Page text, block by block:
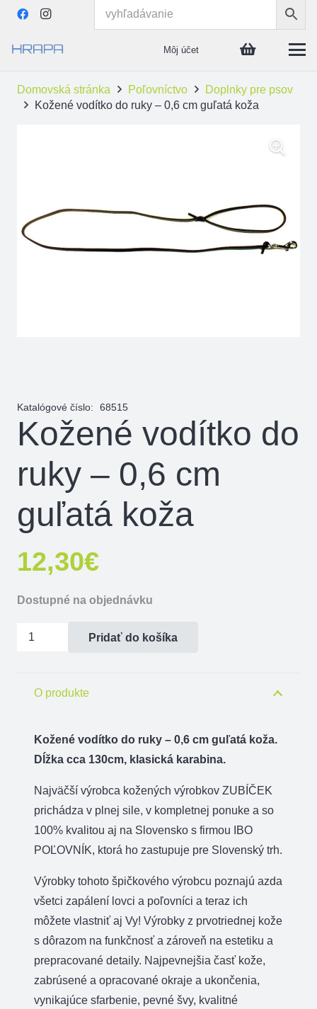
Môj účet
Domovská stránka Poľovníctvo
Doplnky pre psov
Kožené vodítko do ruky – 0,6 cm guľatá koža
Katalógové číslo: 68515
Kožené vodítko do
ruky – 0,6 cm
guľatá koža
12,30€
Dostupné na objednávku
množstvo
guľatá
koža
Pridať do košíka
O produkte
Kožené vodítko do ruky – 0,6 cm guľatá koža.
Dĺžka cca 130cm, klasická karabina.
Najväčší výrobca kožených výrobkov ZUBÍČEK
prichádza v plnej sile, v kompletnej ponuke a so
100% kvalitou aj na Slovensko s firmou IBO
POĽOVNÍK, ktorá ho zastupuje pre Slovenský trh.
Výrobky tohoto špičkového výrobcu poznajú azda
všetci zapálení lovci a poľovníci a teraz ich
môžete vlastniť aj Vy! Výrobky z prvotriednej kože
s dôrazom na funkčnosť a zároveň na estetiku a
prepracované detaily. Najpevnejšia časť kože,
zabrúsené a opracované okraje a ukončenia,
vynikajúce sfarbenie, pevné švy, kvalitné